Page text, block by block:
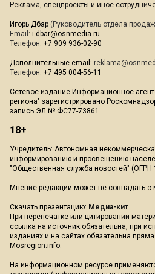
Реклама, спецпроекты и иное
Игорь Дбар (Руководитель отдела
Email: i.dbar@osnmedia.ru
Телефон: +7 909 936-02-90
Дополнительные email:
Телефон: +7 495 004-56-11
Сетевое издание Информационное
региона" зарегистрировано
запись ЭЛ № ФС77-73861.
18+
Учредитель: Автономная
информированию и просвещению
"Общественная служба новостей" (ОГРН
Мнение редакции может не совпадать с
Скачать презентацию: Медиа-кит
При перепечатке или цитировании
ссылка на источник обязательна, при
изданиях и на сайтах обязательна
Mosregion.info.
На информационном ресурсе